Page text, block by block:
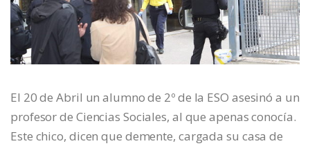
El 20 de Abril un alumno de 2º de la ESO asesinó a un
profesor de Ciencias Sociales, al que apenas conocía.
Este chico, dicen que demente, cargada su casa de